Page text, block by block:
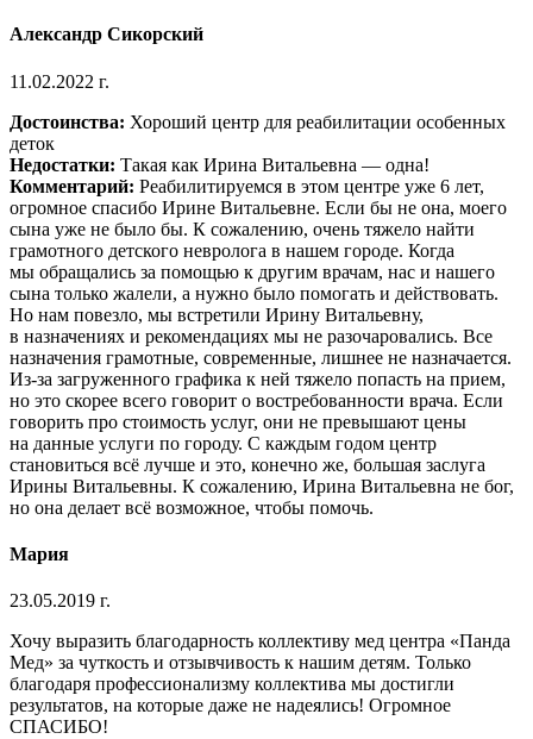
Александр Сикорский
11.02.2022 г.
Достоинства: Хороший центр для реабилитации особенных
деток
Недостатки: Такая как Ирина Витальевна — одна!
Комментарий: Реабилитируемся в этом центре уже 6 лет,
огромное спасибо Ирине Витальевне. Если бы не она, моего
сына уже не было бы. К сожалению, очень тяжело найти
грамотного детского невролога в нашем городе. Когда
мы обращались за помощью к другим врачам, нас и нашего
сына только жалели, а нужно было помогать и действовать.
Но нам повезло, мы встретили Ирину Витальевну,
в назначениях и рекомендациях мы не разочаровались. Все
назначения грамотные, современные, лишнее не назначается.
Из-за загруженного графика к ней тяжело попасть на прием,
но это скорее всего говорит о востребованности врача. Если
говорить про стоимость услуг, они не превышают цены
на данные услуги по городу. С каждым годом центр
становиться всё лучше и это, конечно же, большая заслуга
Ирины Витальевны. К сожалению, Ирина Витальевна не бог,
но она делает всё возможное, чтобы помочь.
Мария
23.05.2019 г.
Хочу выразить благодарность коллективу мед центра «Панда
Мед» за чуткость и отзывчивость к нашим детям. Только
благодаря профессионализму коллектива мы достигли
результатов, на которые даже не надеялись! Огромное
СПАСИБО!